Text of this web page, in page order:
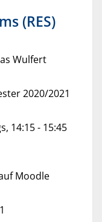
(RES)
Wulfert
2020/2021
14:15 - 15:45
Moodle